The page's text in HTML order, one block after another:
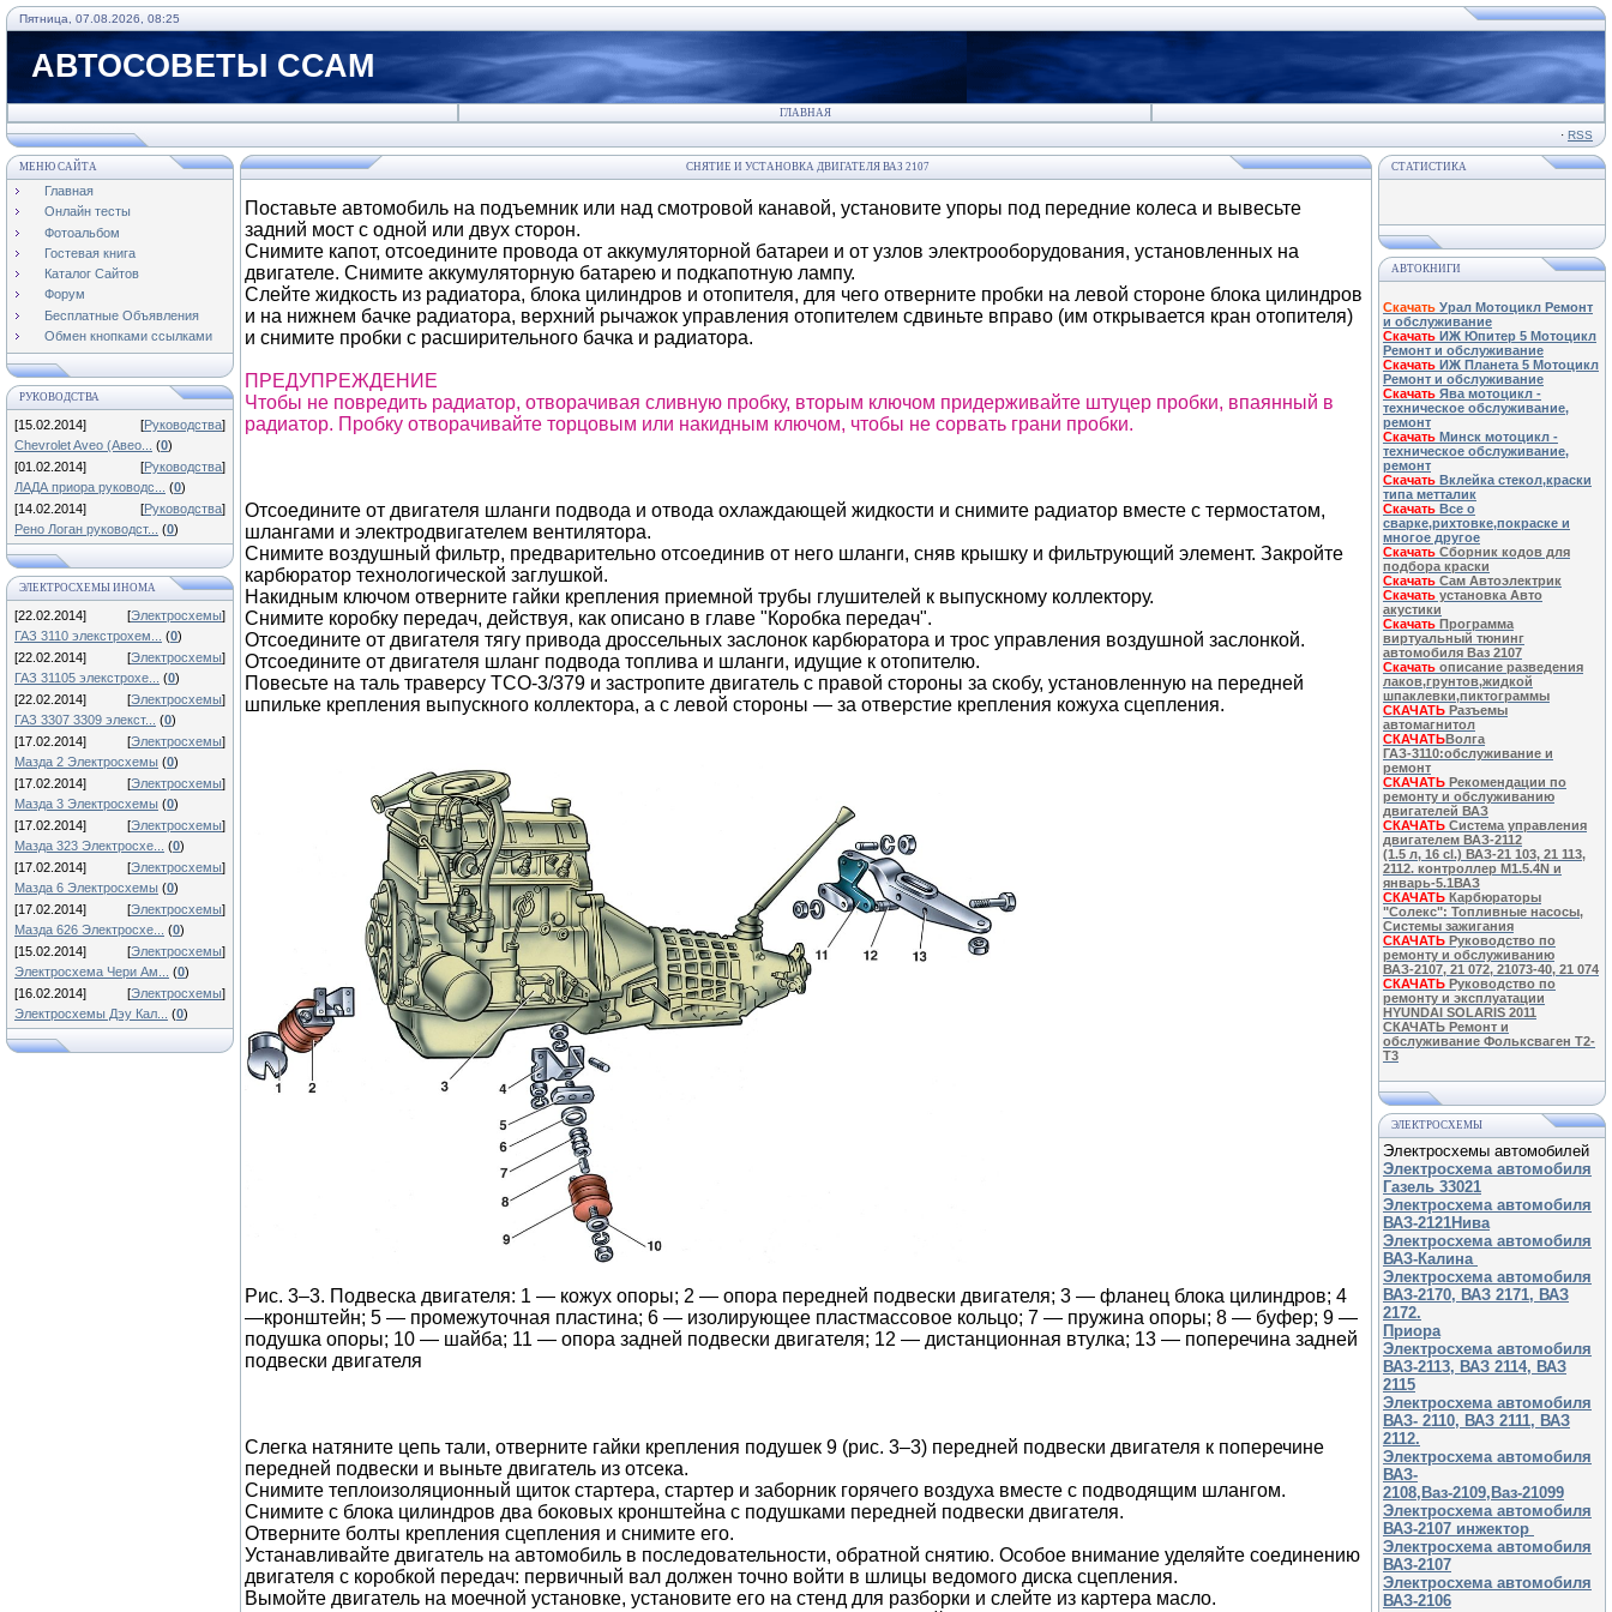
Пятница, 07.08.2026, 08:25
АВТОСОВЕТЫ ССАМ
ГЛАВНАЯ
· RSS
МЕНЮ САЙТА
Главная
Онлайн тесты
Фотоальбом
Гостевая книга
Каталог Сайтов
Форум
Бесплатные Объявления
Обмен кнопками ссылками
РУКОВОДСТВА
[15.02.2014] [Руководства]
Chevrolet Aveo (Авео...
(0)
[01.02.2014]
[Руководства]
ЛАДА приора руководс...
(0)
[14.02.2014]
[Руководства]
Рено Логан руководст...
(0)
ЭЛЕКТРОСХЕМЫ ИНОМА
[22.02.2014] [Электросхемы]
ГАЗ 3110 элекстрохем...
(0)
[22.02.2014]
[Электросхемы]
ГАЗ 31105 элекстрохе...
(0)
[22.02.2014]
[Электросхемы]
ГАЗ 3307 3309 элекст...
(0)
[17.02.2014]
[Электросхемы]
Мазда 2 Электросхемы (0)
[17.02.2014]
[Электросхемы]
Мазда 3 Электросхемы (0)
[17.02.2014]
[Электросхемы]
Мазда 323 Электросхе...
(0)
[17.02.2014]
[Электросхемы]
Мазда 6 Электросхемы (0)
[17.02.2014]
[Электросхемы]
Мазда 626 Электросхе...
(0)
[15.02.2014]
[Электросхемы]
Электросхема Чери Ам...
(0)
[16.02.2014]
[Электросхемы]
Электросхемы Дэу Кал...
(0)
СНЯТИЕ И УСТАНОВКА ДВИГАТЕЛЯ ВАЗ 2107
Поставьте автомобиль на подъемник или над смотровой канавой, установите упоры под передние колеса и вывесьте
задний мост с одной или двух сторон.
Снимите капот, отсоедините провода от аккумуляторной батареи и от узлов электрооборудования, установленных на
двигателе. Снимите аккумуляторную батарею и подкапотную лампу.
Слейте жидкость из радиатора, блока цилиндров и отопителя, для чего отверните пробки на левой стороне блока цилиндров
и на нижнем бачке радиатора, верхний рычажок управления отопителем сдвиньте вправо (им открывается кран отопителя)
и снимите пробки с расширительного бачка и радиатора.
ПРЕДУПРЕЖДЕНИЕ
Чтобы не повредить радиатор, отворачивая сливную пробку, вторым ключом придерживайте штуцер пробки, впаянный в
радиатор. Пробку отворачивайте торцовым или накидным ключом, чтобы не сорвать грани пробки.
Отсоедините от двигателя шланги подвода и отвода охлаждающей жидкости и снимите радиатор вместе с термостатом,
шлангами и электродвигателем вентилятора.
Снимите воздушный фильтр, предварительно отсоединив от него шланги, сняв крышку и фильтрующий элемент. Закройте
карбюратор технологической заглушкой.
Накидным ключом отверните гайки крепления приемной трубы глушителей к выпускному коллектору.
Снимите коробку передач, действуя, как описано в главе "Коробка передач".
Отсоедините от двигателя тягу привода дроссельных заслонок карбюратора и трос управления воздушной заслонкой.
Отсоедините от двигателя шланг подвода топлива и шланги, идущие к отопителю.
Повесьте на таль траверсу ТСО-3/379 и застропите двигатель с правой стороны за скобу, установленную на передней
шпильке крепления выпускного коллектора, а с левой стороны — за отверстие крепления кожуха сцепления.
Рис. 3–3. Подвеска двигателя: 1 — кожух опоры; 2 — опора передней подвески двигателя; 3 — фланец блока цилиндров; 4
—кронштейн; 5 — промежуточная пластина; 6 — изолирующее пластмассовое кольцо; 7 — пружина опоры; 8 — буфер; 9 —
подушка опоры; 10 — шайба; 11 — опора задней подвески двигателя; 12 — дистанционная втулка; 13 — поперечина задней
подвески двигателя
Слегка натяните цепь тали, отверните гайки крепления подушек 9 (рис. 3–3) передней подвески двигателя к поперечине
передней подвески и выньте двигатель из отсека.
Снимите теплоизоляционный щиток стартера, стартер и заборник горячего воздуха вместе с подводящим шлангом.
Снимите с блока цилиндров два боковых кронштейна с подушками передней подвески двигателя.
Отверните болты крепления сцепления и снимите его.
Устанавливайте двигатель на автомобиль в последовательности, обратной снятию. Особое внимание уделяйте соединению
двигателя с коробкой передач: первичный вал должен точно войти в шлицы ведомого диска сцепления.
Вымойте двигатель на моечной установке, установите его на стенд для разборки и слейте из картера масло.
СТАТИСТИКА
АВТОКНИГИ
Скачать Урал Мотоцикл Ремонт
и обслуживание
Скачать ИЖ Юпитер 5 Мотоцикл
Ремонт и обслуживание
Скачать ИЖ Планета 5 Мотоцикл
Ремонт и обслуживание
Скачать Ява мотоцикл -
техническое обслуживание,
ремонт
Скачать Минск мотоцикл -
техническое обслуживание,
ремонт
Скачать Вклейка стекол,краски
типа метталик
Скачать Все о
сварке,рихтовке,покраске и
многое другое
Скачать Сборник кодов для
подбора краски
Скачать Сам Автоэлектрик
Скачать установка Авто
акустики
Скачать Программа
виртуальный тюнинг
автомобиля Ваз 2107
Скачать описание разведения
лаков,грунтов,жидкой
шпаклевки,пиктограммы
СКАЧАТЬ Разъемы
автомагнитол
СКАЧАТЬВолга
ГАЗ-3110:обслуживание и
ремонт
СКАЧАТЬ Рекомендации по
ремонту и обслуживанию
двигателей ВАЗ
СКАЧАТЬ Система управления
двигателем ВАЗ-2112
(1.5 л, 16 cl.) ВАЗ-21 103, 21 113,
2112. контроллер M1.5.4N и
январь-5.1ВАЗ
СКАЧАТЬ Карбюраторы
"Солекс": Топливные насосы,
Системы зажигания
СКАЧАТЬ Руководство по
ремонту и обслуживанию
ВАЗ-2107, 21 072, 21073-40, 21 074
СКАЧАТЬ Руководство по
ремонту и эксплуатации
HYUNDAI SOLARIS 2011
СКАЧАТЬ Ремонт и
обслуживание Фольксваген Т2-
Т3
ЭЛЕКТРОСХЕМЫ
Электросхемы автомобилей
Электросхема автомобиля
Газель 33021
Электросхема автомобиля
ВАЗ-2121Нива
Электросхема автомобиля
ВАЗ-Калина
Электросхема автомобиля
ВАЗ-2170, ВАЗ 2171, ВАЗ
2172.
Приора
Электросхема автомобиля
ВАЗ-2113, ВАЗ 2114, ВАЗ
2115
Электросхема автомобиля
ВАЗ- 2110, ВАЗ 2111, ВАЗ
2112.
Электросхема автомобиля
ВАЗ-
2108,Ваз-2109,Ваз-21099
Электросхема автомобиля
ВАЗ-2107 инжектор
Электросхема автомобиля
ВАЗ-2107
Электросхема автомобиля
ВАЗ-2106